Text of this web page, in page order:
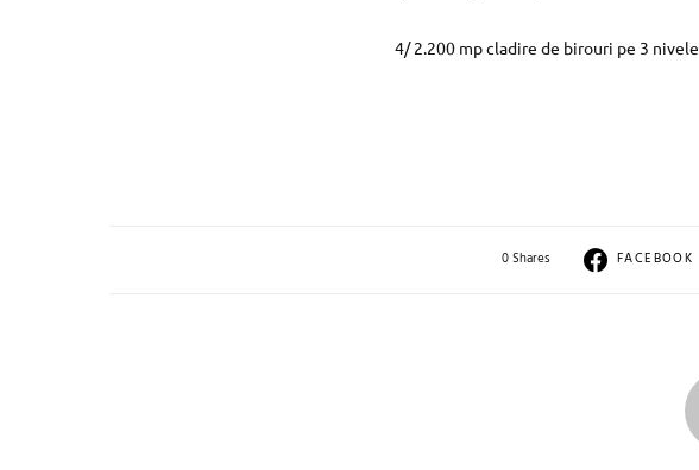
4/ 2.200 mp cladire de birouri pe 3 nivele
0 Shares FACEBOOK